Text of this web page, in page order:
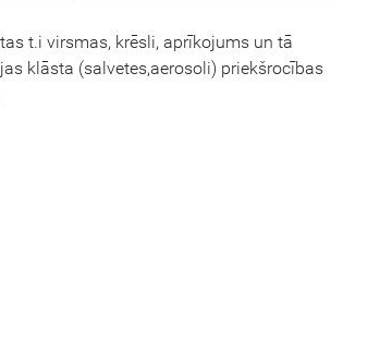
t.i virsmas, krēsli, aprīkojums un tā
klāsta (salvetes,aerosoli) priekšrocības